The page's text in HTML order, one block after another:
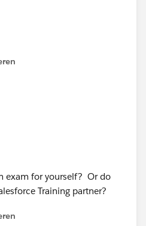
exam for yourself? Or do
Training partner?